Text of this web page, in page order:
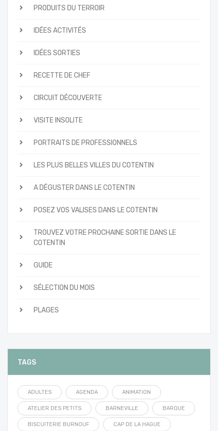
PRODUITS DU TERROIR
IDÉES ACTIVITÉS
IDÉES SORTIES
RECETTE DE CHEF
CIRCUIT DÉCOUVERTE
VISITE INSOLITE
PORTRAITS DE PROFESSIONNELS
LES PLUS BELLES VILLES DU COTENTIN
A DÉGUSTER DANS LE COTENTIN
POSEZ VOS VALISES DANS LE COTENTIN
TROUVEZ VOTRE PROCHAINE SORTIE DANS LE
COTENTIN
GUIDE
SÉLECTION DU MOIS
PLAGES
TAGS
ADULTES AGENDA ANIMATION
ATELIER DES PETITS BARNEVILLE BARQUE
BISCUITERIE BURNOUF CAP DE LA HAGUE